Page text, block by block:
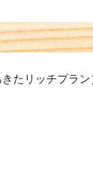
たリッチプラン